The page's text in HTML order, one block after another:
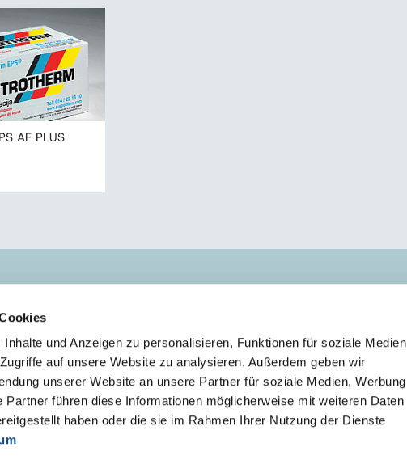
und Anzeigen zu personalisieren, Funktionen für soziale Medien
auf unsere Website zu analysieren. Außerdem geben wir
unserer Website an unsere Partner für soziale Medien, Werbung
Partner führen diese Informationen möglicherweise mit weiteren Daten
haben oder die sie im Rahmen Ihrer Nutzung der Dienste
AF PLUS